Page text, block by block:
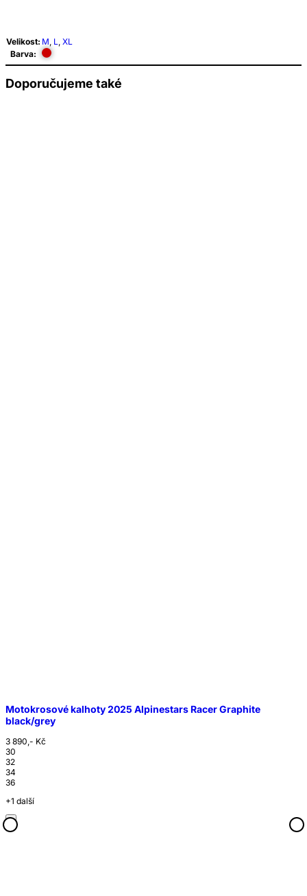
Velikost: M L
XL
Barva:
Doporučujeme také
Motokrosové kalhoty 2025 Alpinestars Racer Graphite
black/grey
3 890,- Kč
30
32
34
36
+1 další